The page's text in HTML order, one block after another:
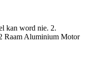
kan word nie. 2.
Raam Aluminium Motor